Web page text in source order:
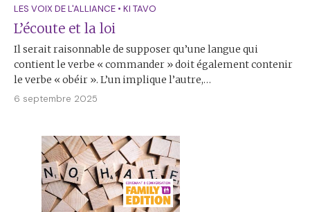
LES VOIX DE L'ALLIANCE • KI TAVO
L’écoute et la loi
Il serait raisonnable de supposer qu’une langue qui
contient le verbe « commander » doit également contenir
le verbe « obéir ». L’un implique l’autre,…
6 septembre 2025